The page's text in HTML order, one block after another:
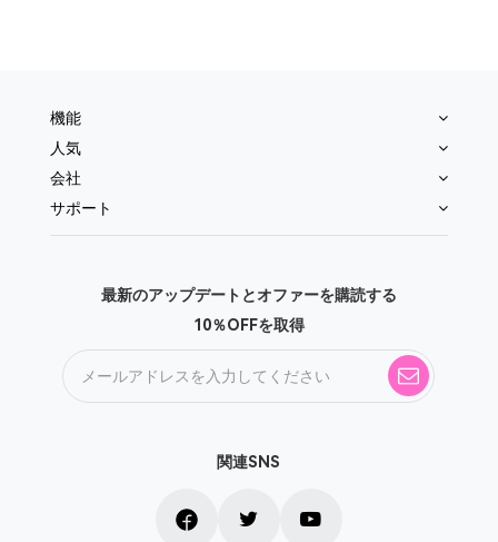
機能
人気
会社
サポート
最新のアップデートとオファーを購読する
10％OFFを取得
関連SNS